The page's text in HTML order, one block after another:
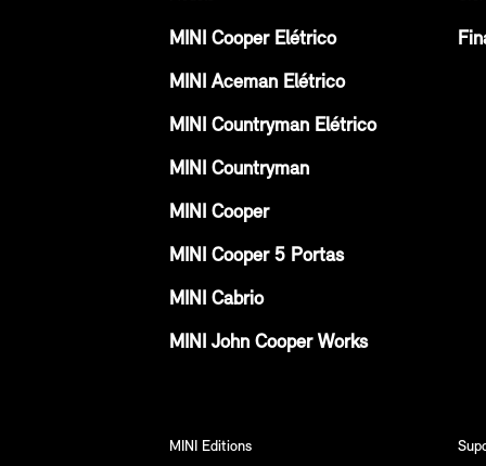
MINI Cooper Elétrico
MINI Aceman Elétrico
MINI Countryman Elétrico
MINI Countryman
MINI Cooper
MINI Cooper 5 Portas
MINI Cabrio
MINI John Cooper Works
MINI Editions